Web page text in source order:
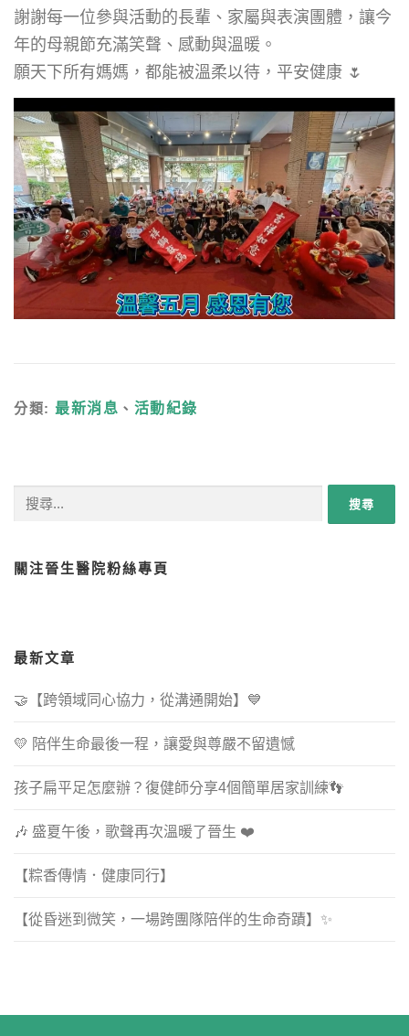
謝謝每一位參與活動的長輩、家屬與表演團體，讓今
年的母親節充滿笑聲、感動與溫暖。
願天下所有媽媽，都能被溫柔以待，平安健康 🌷
分類: 最新消息 、 活動紀錄
搜尋關鍵字:
關注晉生醫院粉絲專頁
最新文章
🤝【跨領域同心協力，從溝通開始】💙
💛 陪伴生命最後一程，讓愛與尊嚴不留遺憾
孩子扁平足怎麼辦？復健師分享4個簡單居家訓練👣
🎶 盛夏午後，歌聲再次溫暖了晉生 ❤️
【粽香傳情．健康同行】
【從昏迷到微笑，一場跨團隊陪伴的生命奇蹟】✨